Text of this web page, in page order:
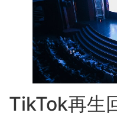
TikTok再生